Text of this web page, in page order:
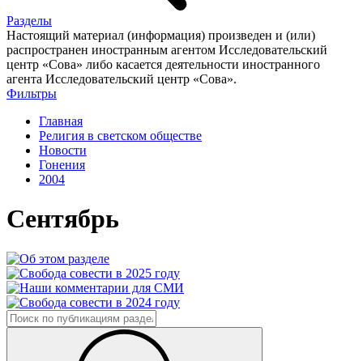
Разделы
Настоящий материал (информация) произведен и (или)
распространен иностранным агентом Исследовательский
центр «Сова» либо касается деятельности иностранного
агента Исследовательский центр «Сова».
Фильтры
Главная
Религия в светском обществе
Новости
Гонения
2004
Сентябрь